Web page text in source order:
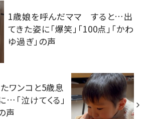
1歳娘を呼んだママ すると…出
てきた姿に「爆笑」「100点」「かわ
ゆ過ぎ」の声
ワンコと5歳息
「泣けてくる」
声